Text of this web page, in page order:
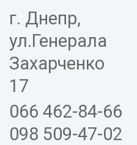
г. Днепр,
ул.Генерала
Захарченко
17
066 462-84-66
098 509-47-02